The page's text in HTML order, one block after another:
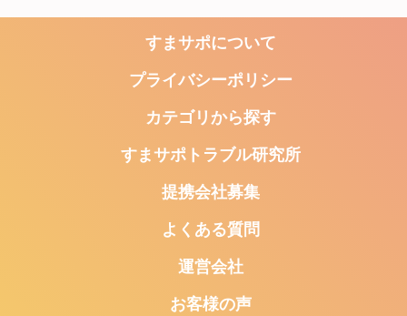
すまサポについて
プライバシーポリシー
カテゴリから探す
すまサポトラブル研究所
提携会社募集
よくある質問
運営会社
お客様の声